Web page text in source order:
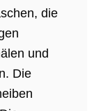
die
und
Die